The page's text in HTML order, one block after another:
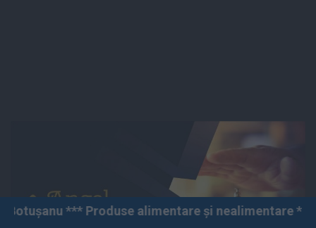
Produse alimentare și nealimentare *** Vânzări